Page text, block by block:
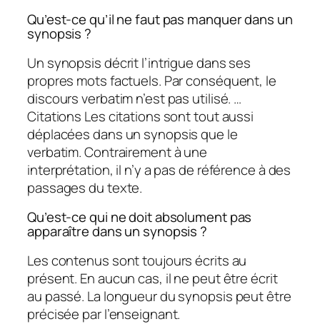
Qu’est-ce qu’il ne faut pas manquer dans un
synopsis ?
Un synopsis décrit l’intrigue dans ses
propres mots factuels. Par conséquent, le
discours verbatim n’est pas utilisé. …
Citations Les citations sont tout aussi
déplacées dans un synopsis que le
verbatim. Contrairement à une
interprétation, il n’y a pas de référence à des
passages du texte.
Qu’est-ce qui ne doit absolument pas
apparaître dans un synopsis ?
Les contenus sont toujours écrits au
présent. En aucun cas, il ne peut être écrit
au passé. La longueur du synopsis peut être
précisée par l’enseignant.